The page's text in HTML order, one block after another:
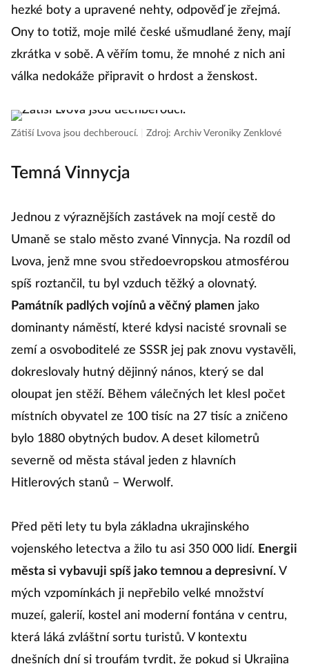
hezké boty a upravené nehty, odpověď je zřejmá.
Ony to totiž, moje milé české ušmudlané ženy, mají
zkrátka v sobě. A věřím tomu, že mnohé z nich ani
válka nedokáže připravit o hrdost a ženskost.
Zátiší Lvova jsou dechberoucí. Zdroj: Archiv Veroniky Zenklové
Temná Vinnycja
Jednou z výraznějších zastávek na mojí cestě do
Umaně se stalo město zvané Vinnycja. Na rozdíl od
Lvova, jenž mne svou středoevropskou atmosférou
spíš roztančil, tu byl vzduch těžký a olovnatý.
Památník padlých vojínů a věčný plamen jako
dominanty náměstí, které kdysi nacisté srovnali se
zemí a osvoboditelé ze SSSR jej pak znovu vystavěli,
dokreslovaly hutný dějinný nános, který se dal
oloupat jen stěží. Během válečných let klesl počet
místních obyvatel ze 100 tisíc na 27 tisíc a zničeno
bylo 1880 obytných budov. A deset kilometrů
severně od města stával jeden z hlavních
Hitlerových stanů – Werwolf.
Před pěti lety tu byla základna ukrajinského
vojenského letectva a žilo tu asi 350 000 lidí. Energii
města si vybavuji spíš jako temnou a depresivní. V
mých vzpomínkách ji nepřebilo velké množství
muzeí, galerií, kostel ani moderní fontána v centru,
která láká zvláštní sortu turistů. V kontextu
dnešních dní si troufám tvrdit, že pokud si Ukrajina